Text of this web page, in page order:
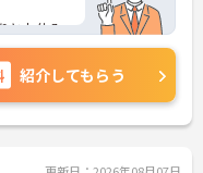
とお休み
だけま
、さらに
ださい。
紹介してもらう